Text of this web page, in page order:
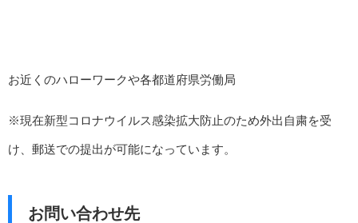
お近くのハローワークや各都道府県労働局
※現在新型コロナウイルス感染拡大防止のため外出自粛を受
け、郵送での提出が可能になっています。
お問い合わせ先